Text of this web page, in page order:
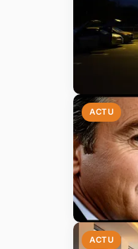
ACTU
ACTU